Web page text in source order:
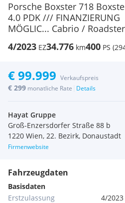
Porsche Boxster 718
4.0 PDK /// FINANZIERUNG
MÖGLIC... Cabrio / Roadster
4/2023 EZ34.776 km400 PS
€ 99.999 Verkaufspreis
€ 299 monatliche Rate Details
Hayat Gruppe
Groß-Enzersdorfer Straße 88 b
1220 Wien, 22. Bezirk, Donaustadt
Firmenwebsite
Fahrzeugdaten
Basisdaten
Erstzulassung
4/2023